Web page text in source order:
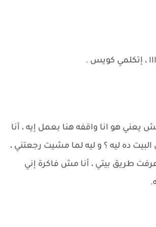
، إتكلمي كويس .
يعني هو انا واقفه هنا بعمل إيه ، أنا
ده ليه ؟ و ليه لما مشيت رجعتني ،
طريق بيتي ، أنا مش فاكرة إني